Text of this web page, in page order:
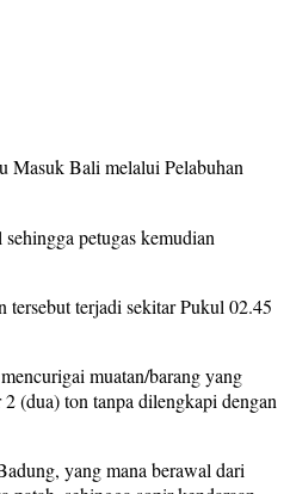
Masuk Bali melalui Pelabuhan
petugas kemudian
terjadi sekitar Pukul 02.45
muatan/barang yang
(dua) ton tanpa dilengkapi dengan
yang mana berawal dari